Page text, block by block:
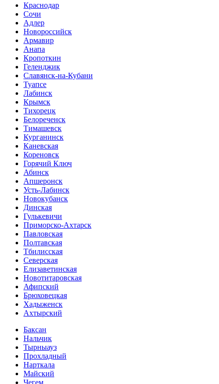
Краснодар
Сочи
Адлер
Новороссийск
Армавир
Анапа
Кропоткин
Геленджик
Славянск-на-Кубани
Туапсе
Лабинск
Крымск
Тихорецк
Белореченск
Тимашевск
Курганинск
Каневская
Кореновск
Горячий Ключ
Абинск
Апшеронск
Усть-Лабинск
Новокубанск
Динская
Гулькевичи
Приморско-Ахтарск
Павловская
Полтавская
Тбилисская
Северская
Елизаветинская
Новотитаровская
Афипский
Брюховецкая
Хадыженск
Ахтырский
Баксан
Нальчик
Тырныауз
Прохладный
Нарткала
Майский
Чегем